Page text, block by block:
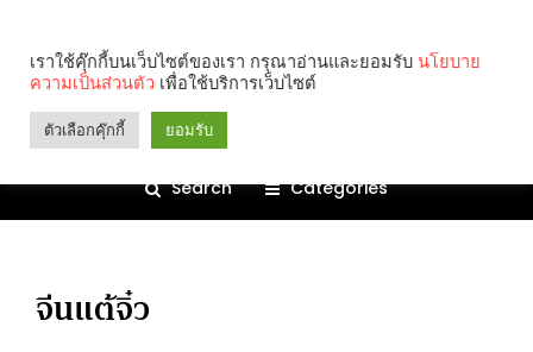
Search Categories
จีนแต้จิ๋ว
เราใช้คุ๊กกี้บนเว็บไซต์ของเรา กรุณาอ่านและยอมรับ นโยบาย
ความเป็นส่วนตัว เพื่อใช้บริการเว็บไซต์
ตัวเลือกคุ๊กกี้ ยอมรับ